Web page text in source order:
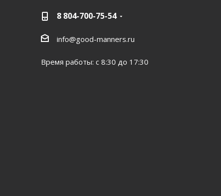
8 804-700-75-54
info@good-manners.ru
Время работы: с 8:30 до 17:30